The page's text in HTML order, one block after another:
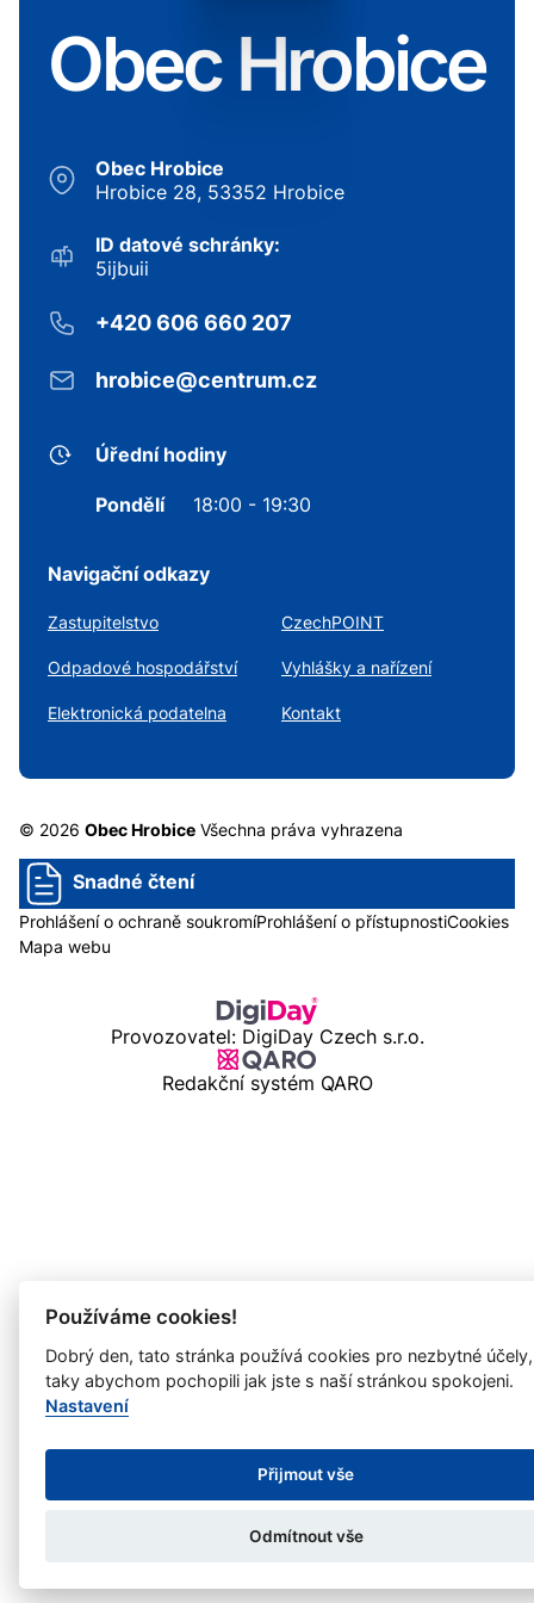
Obec Hrobice
Obec Hrobice
Hrobice 28, 53352 Hrobice
ID datové schránky:
5ijbuii
+420 606 660 207
hrobice@centrum.cz
Úřední hodiny
Pondělí 18:00 - 19:30
Navigační odkazy
Zastupitelstvo CzechPOINT
Odpadové hospodářství Vyhlášky a nařízení
Elektronická podatelna Kontakt
© 2026 Obec Hrobice Všechna práva vyhrazena
Snadné čtení
Prohlášení o ochraně soukromíProhlášení o přístupnostiCookies
Mapa webu
Provozovatel: DigiDay Czech s.r.o.
Redakční systém QARO
Používáme cookies!
Dobrý den, tato stránka používá cookies pro nezbytné
taky abychom pochopili jak jste s naší stránkou spokojeni.
Nastavení
Přijmout vše
Odmítnout vše